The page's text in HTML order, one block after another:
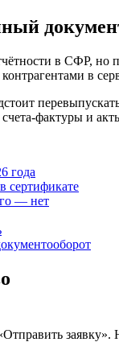
в СФР,
в
фактуры и
года
сертификате
— нет